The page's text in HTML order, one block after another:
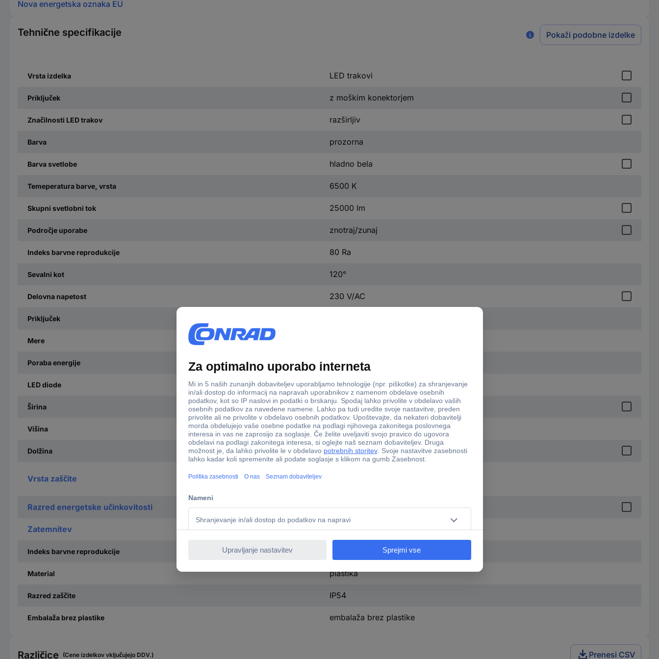
Nova energetska oznaka EU
Tehnične specifikacije Pokaži podobne izdelke
Vrsta izdelka LED trakovi
Priključek z moškim konektorjem
Značilnosti LED trakov razširljiv
Barva prozorna
Barva svetlobe hladno bela
Temeperatura barve, vrsta 6500 K
Skupni svetlobni tok 25000 lm
Področje uporabe znotraj/zunaj
Indeks barvne reprodukcije 80 Ra
Sevalni kot 120°
Delovna napetost 230 V/AC
Priključek
Mere
Poraba energije 225 W
LED diode 3000 kos
Širina 12 mm
Višina 5.6 mm
Dolžina 25 m
Vrsta zaščite
Razred energetske učinkovitosti n.rel. (EENRPS00)
Zatemnitev ne
Indeks barvne reprodukcije
Material plastika
Razred zaščite IP54
Embalaža brez plastike embalaža brez plastike
Različice (Cene izdelkov vključujejo DDV.) Prenesi CSV